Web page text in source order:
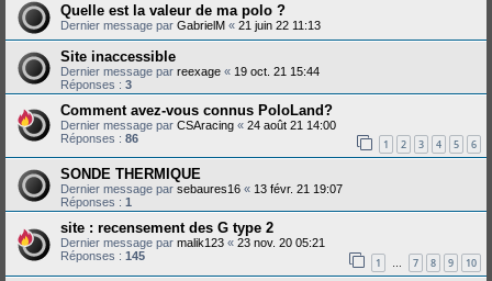
Quelle est la valeur de ma polo ?
Dernier message par GabrielM « 21 juin 22 11:13
Site inaccessible
Dernier message par reexage « 19 oct. 21 15:44
Réponses : 3
Comment avez-vous connus PoloLand?
Dernier message par CSAracing « 24 août 21 14:00
Réponses : 86 1 2 3 4 5 6
SONDE THERMIQUE
Dernier message par sebaures16 « 13 févr. 21 19:07
Réponses : 1
site : recensement des G type 2
Dernier message par malik123 « 23 nov. 20 05:21
Réponses : 145 1 … 7 8 9 10